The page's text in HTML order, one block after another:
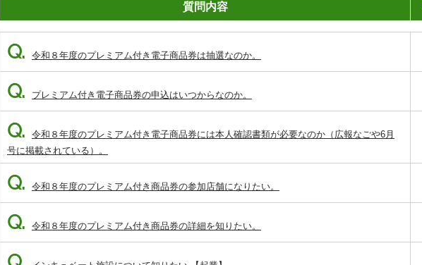
質問内容
Q. 令和８年度のプレミアム付き電子商品券は抽選なのか。
Q. プレミアム付き電子商品券の申込はいつからなのか。
Q.
令和８年度のプレミアム付き電子商品券には本人確認書類が必要なのか（広報なごや6月
号に掲載されている）。
Q. 令和８年度のプレミアム付き商品券の参加店舗になりたい。
Q. 令和８年度のプレミアム付き商品券の詳細を知りたい。